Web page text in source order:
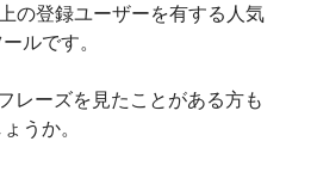
の登録ユーザーを有する人気
ルです。
レーズを見たことがある方も
うか。